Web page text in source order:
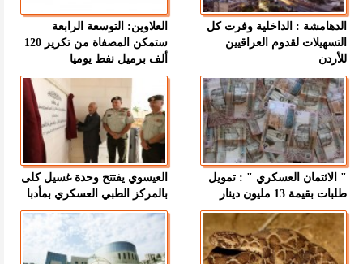
الدهامشة : الداخلية وفرت كل
التسهيلات لقدوم العراقيين
للأردن
العلاوين: التوسعة الرابعة
ستمكن المصفاة من تكرير 120
ألف برميل نفط يوميا
" الائتمان العسكري " : تمويل
طلبات بقيمة 13 مليون دينار
العيسوي يفتتح وحدة غسيل كلى
بالمركز الطبي العسكري بمأدبا